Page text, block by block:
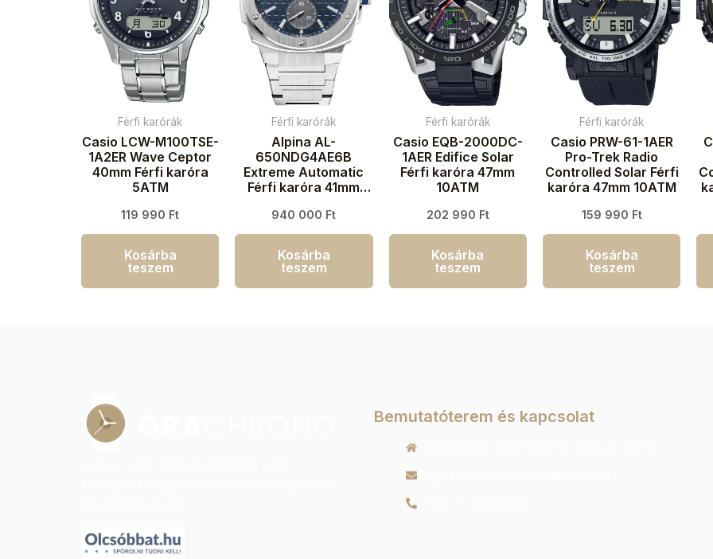
Férfi karórák
Casio LCW-M100TSE-
1A2ER Wave Ceptor
40mm Férfi karóra
5ATM
119 990 Ft
Kosárba
teszem
Férfi karórák
Alpina AL-
650NDG4AE6B
Extreme Automatic
Férfi karóra 41mm
940 000 Ft
Kosárba
teszem
Férfi karórák
Casio EQB-2000DC-
1AER Edifice Solar
Férfi karóra 47mm
10ATM
202 990 Ft
Kosárba
teszem
Férfi karórák
Casio PRW-61-1AER
Pro-Trek Radio
Controlled Solar Férfi
karóra 47mm 10ATM
159 990 Ft
Kosárba
teszem
Bemutatóterem és kapcsolat